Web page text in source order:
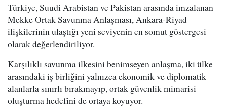
Türkiye, Suudi Arabistan ve Pakistan arasında imzalanan
Mekke Ortak Savunma Anlaşması, Ankara-Riyad
ilişkilerinin ulaştığı yeni seviyenin en somut göstergesi
olarak değerlendiriliyor.
Karşılıklı savunma ilkesini benimseyen anlaşma, iki ülke
arasındaki iş birliğini yalnızca ekonomik ve diplomatik
alanlarla sınırlı bırakmayıp, ortak güvenlik mimarisi
oluşturma hedefini de ortaya koyuyor.